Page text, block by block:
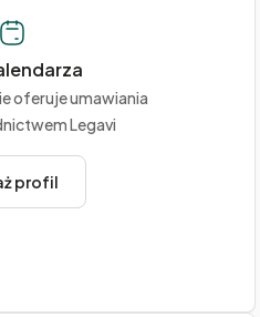
oferuje umawiania
Legavi
profil